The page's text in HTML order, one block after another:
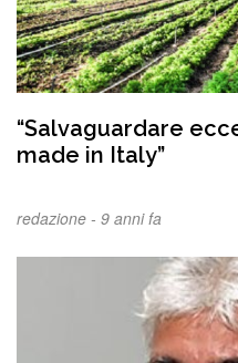
“Salvaguardare
made in Italy”
redazione - 9 anni fa